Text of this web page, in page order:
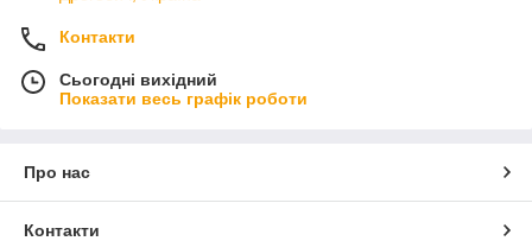
Контакти
Сьогодні вихідний
Показати весь графік роботи
Про нас
Контакти